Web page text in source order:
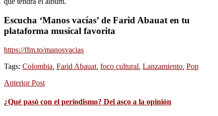
Escucha ‘Manos vacías’ de Farid Abauat en tu
plataforma musical favorita
https://ffm.to/manosvacias
Tags: Colombia Farid Abauat foco cultural Lanzamiento Pop
Anterior Post
¿Qué pasó con el periodismo? Del asco a la opinión